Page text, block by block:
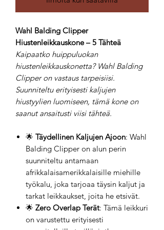
Wahl Balding Clipper
Hiustenleikkauskone – 5 Tähteä
Kaipaatko huippuluokan
hiustenleikkauskonetta? Wahl Balding
Clipper on vastaus tarpeisiisi.
Suunniteltu erityisesti kaljujen
hiustyylien luomiseen, tämä kone on
saanut ansaitusti viisi tähteä.
🌟 Täydellinen Kaljujen Ajoon: Wahl
Balding Clipper on alun perin
suunniteltu antamaan
afrikkalaisamerikkalaisille miehille
työkalu, joka tarjoaa täysin kaljut ja
tarkat leikkaukset, joita he etsivät.
🌟 Zero Overlap Terät: Tämä leikkuri
on varustettu erityisesti